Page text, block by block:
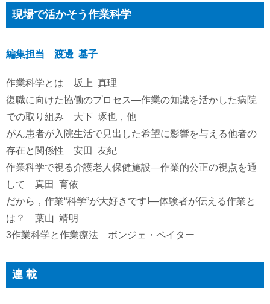
現場で活かそう作業科学
編集担当 渡邊 基子
作業科学とは 坂上 真理
復職に向けた協働のプロセス―作業の知識を活かした病院
での取り組み 大下 琢也，他
がん患者が入院生活で見出した希望に影響を与える他者の
存在と関係性 安田 友紀
作業科学で視る介護老人保健施設―作業的公正の視点を通
して 真田 育依
だから，作業“科学”が大好きです!―体験者が伝える作業と
は？ 葉山 靖明
3作業科学と作業療法 ボンジェ・ペイター
連 載